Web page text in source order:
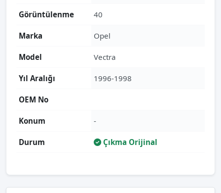
Görüntülenme 40
Marka Opel
Model Vectra
Yıl Aralığı 1996-1998
OEM No
Konum -
Durum Çıkma Orijinal